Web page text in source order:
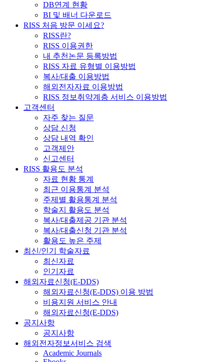
DB연계 현황
BI 및 배너 다운로드
RISS 처음 방문 이세요?
RISS란?
RISS 이용권한
내 추천논문 등록방법
RISS 자료 유형별 이용방법
복사/대출 이용방법
해외전자자료 이용방법
RISS 정보취약계층 서비스 이용방법
고객센터
자주 찾는 질문
상담 신청
상담 내역 확인
고객제안
신고센터
RISS 활용도 분석
자료 현황 통계
최근 이용통계 분석
주제별 활용통계 분석
학술지 활용도 분석
복사/대출제공 기관 분석
복사/대출신청 기관 분석
활용도 높은 주제
최신/인기 학술자료
최신자료
인기자료
해외자료신청(E-DDS)
해외자료신청(E-DDS) 이용 방법
비용지원 서비스 안내
해외자료신청(E-DDS)
공지사항
공지사항
해외전자정보서비스 검색
Academic Journals